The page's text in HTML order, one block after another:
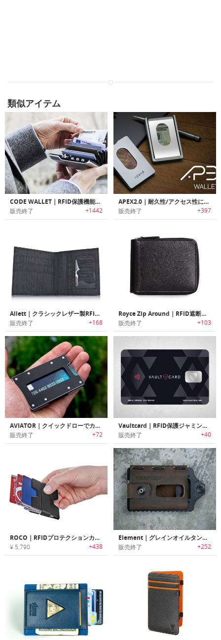
類似アイテム
CODE WALLET｜RFID保護機能搭載ウォレット「コードウォレット」
販売終了 +1442
APEX2.0｜耐久性/アクセス性に優れたRFID保護機能搭載メタルスリムウォレット「アペックス2.0」
販売終了 +397
Allett｜クラシックレザー製RFIDセキュリティIDウォレット「アレット」
販売終了 +168
Royce Zip Around｜RFID遮断盗難防止技術搭載レザー財布「ジップアラウンド」
販売終了 +103
AVIATOR｜クイックドローでカードを取り出せるウルトラスリムウォレット「アビエイター」
販売終了 +72
Vaultcard｜RFID保護ジャミングカード「ヴォルトカード」
販売終了 +40
ROCO｜RFIDプロテクションカードホルダー付きアルミニウム製ミニマルマネークリップ
¥ 5,790 +438
Element｜グレインオイルタンレザーウォレット「エレメント」
販売終了 +252